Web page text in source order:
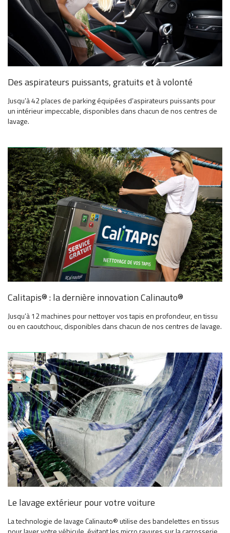
Des aspirateurs puissants, gratuits et à volonté
Jusqu’à 42 places de parking équipées d’aspirateurs puissants pour
un intérieur impeccable, disponibles dans chacun de nos centres de
lavage.
Calitapis® : la dernière innovation Calinauto®
Jusqu’à 12 machines pour nettoyer vos tapis en profondeur, en tissu
ou en caoutchouc, disponibles dans chacun de nos centres de lavage.
Le lavage extérieur pour votre voiture
La technologie de lavage Calinauto® utilise des bandelettes en tissus